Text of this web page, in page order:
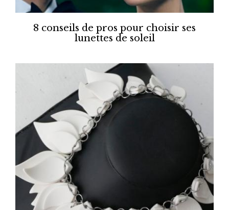
8 conseils de pros pour choisir ses
lunettes de soleil